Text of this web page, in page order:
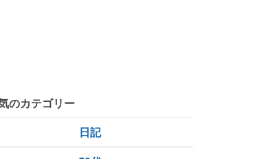
のカテゴリー
日記